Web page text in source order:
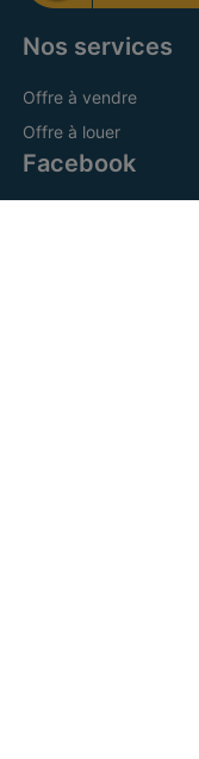
Nos services
Offre à vendre
Offre à louer
Facebook